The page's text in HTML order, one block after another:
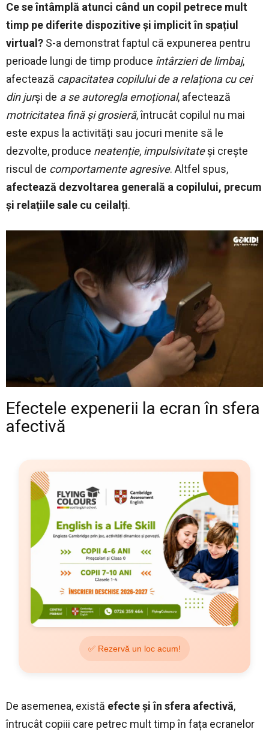
Ce se întâmplă atunci când un copil petrece mult
timp pe diferite dispozitive și implicit în spațiul
virtual? S-a demonstrat faptul că expunerea pentru
perioade lungi de timp produce întârzieri de limbaj,
afectează capacitatea copilului de a relaționa cu cei
din jurși de a se autoregla emoțional, afectează
motricitatea fină și grosieră, întrucât copilul nu mai
este expus la activități sau jocuri menite să le
dezvolte, produce neatenție, impulsivitateși crește
riscul de comportamente agresive. Altfel spus,
afectează dezvoltarea generală a copilului, precum
și relațiile sale cu ceilalți.
Efectele expenerii la ecran în sfera
afectivă
✅ Rezervă un loc acum!
De asemenea, există efecte și în sfera afectivă,
întrucât copiii care petrec mult timp în fața ecranelor